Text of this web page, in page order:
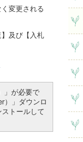
変更される
及び【入札
」が必要で
）」ダウンロ
トールして